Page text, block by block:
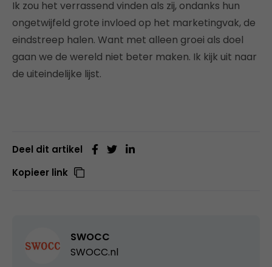
Ik zou het verrassend vinden als zij, ondanks hun
ongetwijfeld grote invloed op het marketingvak, de
eindstreep halen. Want met alleen groei als doel
gaan we de wereld niet beter maken. Ik kijk uit naar
de uiteindelijke lijst.
Deel dit artikel
Kopieer link
SWOCC
SWOCC.nl